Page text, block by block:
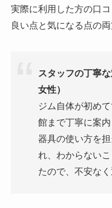
実際に利用した方の口コ
良い点と気になる点の両
スタッフの丁寧
女性）
ジム自体が初め
館まで丁寧に案内
器具の使い方を
れ、わからない
たので、不安なく